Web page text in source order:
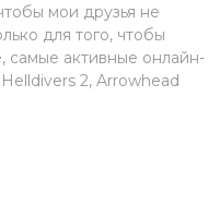
мои друзья не
для того, чтобы
самые активные онлайн-
2, Arrowhead